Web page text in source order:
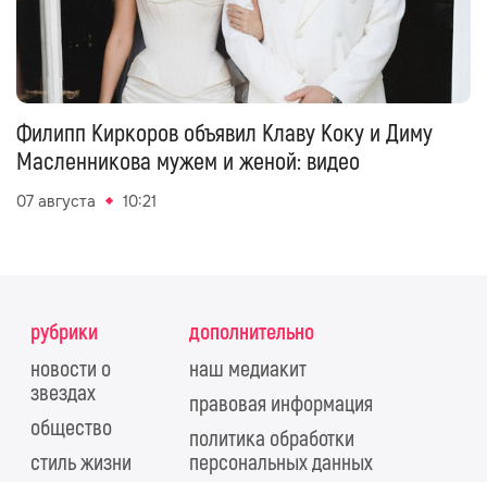
Филипп Киркоров объявил Клаву Коку и Диму
Масленникова мужем и женой: видео
07 августа 10:21
рубрики
новости о
звездах
общество
стиль жизни
дополнительно
наш медиакит
правовая информация
политика обработки
персональных данных